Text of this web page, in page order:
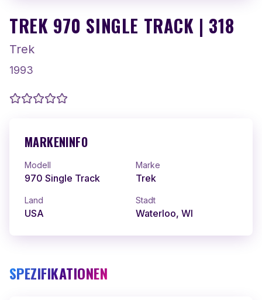
TREK 970 SINGLE TRACK | 318
Trek
1993
MARKENINFO
Modell
970 Single Track
Marke
Trek
Land
USA
Stadt
Waterloo, WI
SPEZIFIKATIONEN